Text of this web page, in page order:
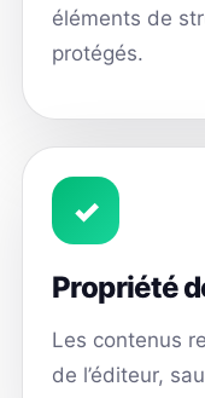
éléments de
protégés.
✓
Propriété
Les contenus
de l’éditeur,